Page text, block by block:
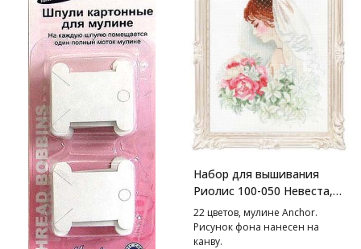
Набор для вышивания
Риолис 100-050 Невеста,
30*40 см
22 цветов, мулине Anchor.
Рисунок фона нанесен на
канву.